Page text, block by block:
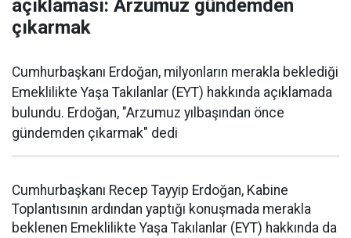
açıklaması: Arzumuz gündemden
çıkarmak
Cumhurbaşkanı Erdoğan, milyonların merakla beklediği
Emeklilikte Yaşa Takılanlar (EYT) hakkında açıklamada
bulundu. Erdoğan, "Arzumuz yılbaşından önce
gündemden çıkarmak" dedi
Cumhurbaşkanı Recep Tayyip Erdoğan, Kabine
Toplantısının ardından yaptığı konuşmada merakla
beklenen Emeklilikte Yaşa Takılanlar (EYT) hakkında da